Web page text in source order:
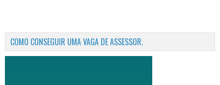
COMO CONSEGUIR UMA VAGA DE ASSESSOR.